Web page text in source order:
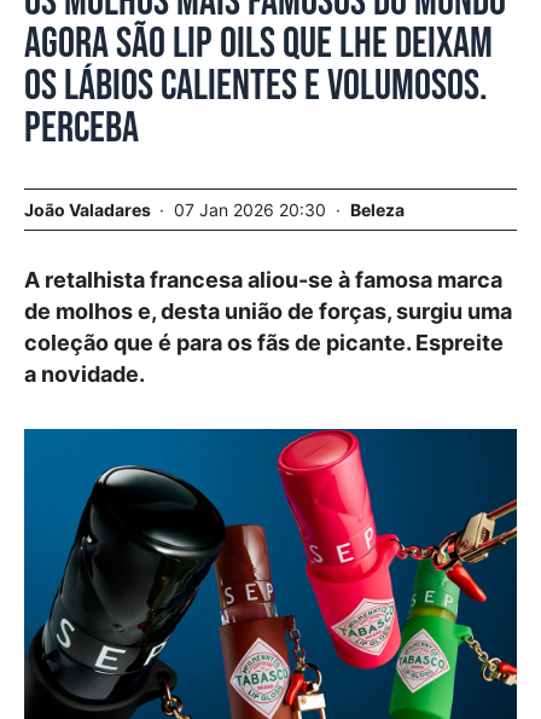
agora são lip oils que lhe deixam
os lábios calientes e volumosos.
Perceba
João Valadares 07 Jan 2026 20:30 Beleza
A retalhista francesa aliou-se à famosa marca
de molhos e, desta união de forças, surgiu uma
coleção que é para os fãs de picante. Espreite
a novidade.